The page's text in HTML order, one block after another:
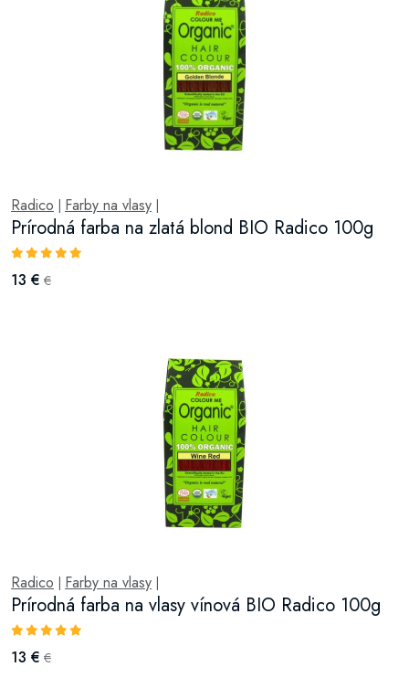
Radico Farby na vlasy
Prírodná farba na zlatá blond BIO Radico 100g
13 € €
Radico Farby na vlasy
Prírodná farba na vlasy vínová BIO Radico 100g
13 € €